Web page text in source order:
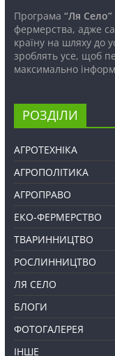
Програма “Ля Село”
фермерства, адже
країну на шляху до
зроблять усе, щоб
максимально
РОЗДІЛИ
АГРОТЕХНІКА
АГРОПОЛІТИКА
АГРОПРАВО
ЕКО-ФЕРМЕРСТВО
ТВАРИННИЦТВО
РОСЛИННИЦТВО
ЛЯ СЕЛО
БЛОГИ
ФОТОГАЛЕРЕЯ
ІНШЕ